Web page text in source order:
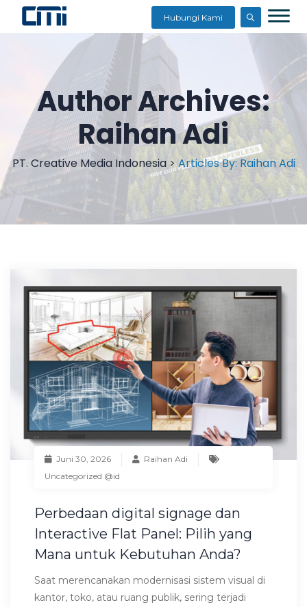
Hubungi Kami
Author Archives:
Raihan Adi
PT. Creative Media Indonesia> Articles By: Raihan Adi
Juni 30, 2026
Raihan Adi
Uncategorized @id
Perbedaan digital signage dan
Interactive Flat Panel: Pilih yang
Mana untuk Kebutuhan Anda?
Saat merencanakan modernisasi sistem visual di
kantor, toko, atau ruang publik, sering terjadi